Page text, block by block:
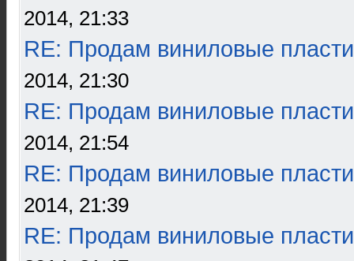
2014, 21:33
RE: Продам виниловые
2014, 21:30
RE: Продам виниловые
2014, 21:54
RE: Продам виниловые
2014, 21:39
RE: Продам виниловые